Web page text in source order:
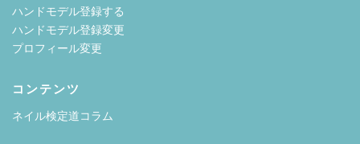
ハンドモデル登録する
ハンドモデル登録変更
プロフィール変更
コンテンツ
ネイル検定道コラム